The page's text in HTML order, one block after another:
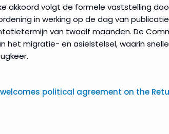
akkoord volgt de formele vaststelling
in werking op de dag van
van twaalf maanden. De
het migratie- en asielstelsel, waarin
political agreement on the